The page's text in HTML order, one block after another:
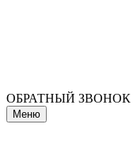
ОБРАТНЫЙ ЗВОНОК
Меню